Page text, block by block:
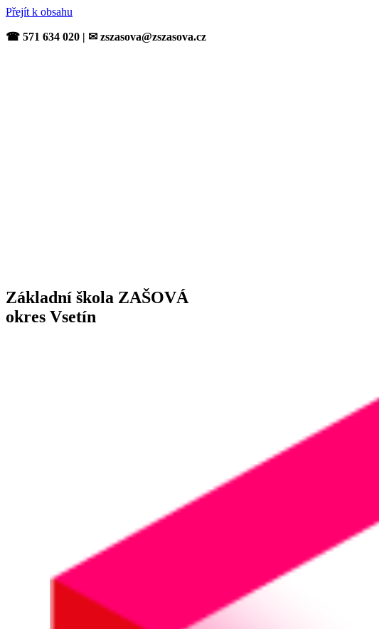
Přejít k obsahu
☎ 571 634 020 | ✉ zszasova@zszasova.cz
Základní škola ZAŠOVÁ
okres Vsetín